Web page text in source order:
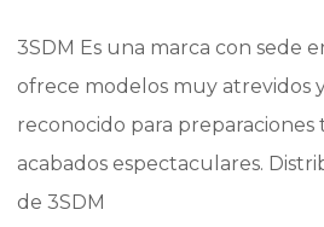
3SDM Es una marca con sede
ofrece modelos muy atrevidos
reconocido para preparaciones
acabados espectaculares.
de 3SDM